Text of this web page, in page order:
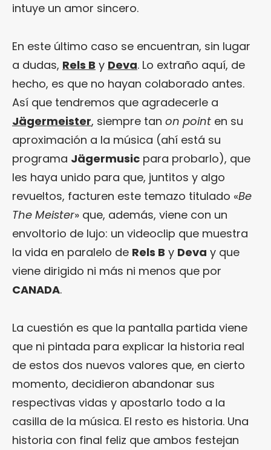
intuye un amor sincero.
En este último caso se encuentran, sin lugar
a dudas, Rels B y Deva. Lo extraño aquí, de
hecho, es que no hayan colaborado antes.
Así que tendremos que agradecerle a
Jägermeister, siempre tan on point en su
aproximación a la música (ahí está su
programa Jägermusic para probarlo), que
les haya unido para que, juntitos y algo
revueltos, facturen este temazo titulado «Be
The Meister» que, además, viene con un
envoltorio de lujo: un videoclip que muestra
la vida en paralelo de Rels B y Deva y que
viene dirigido ni más ni menos que por
CANADA.
La cuestión es que la pantalla partida viene
que ni pintada para explicar la historia real
de estos dos nuevos valores que, en cierto
momento, decidieron abandonar sus
respectivas vidas y apostarlo todo a la
casilla de la música. El resto es historia. Una
historia con final feliz que ambos festejan